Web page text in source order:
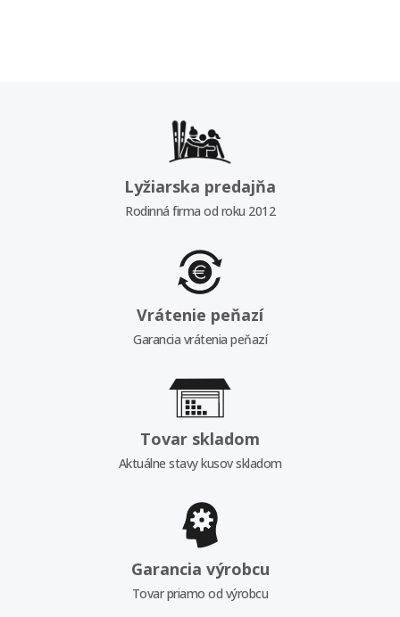
Lyžiarska predajňa
Rodinná firma od roku 2012
Vrátenie peňazí
Garancia vrátenia peňazí
Tovar skladom
Aktuálne stavy kusov skladom
Garancia výrobcu
Tovar priamo od výrobcu